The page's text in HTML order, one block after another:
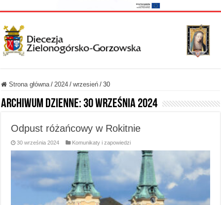
Strona główna / 2024 / wrzesień / 30
Archiwum dzienne:30 września 2024
Odpust różańcowy w Rokitnie
30 września 2024 Komunikaty i zapowiedzi